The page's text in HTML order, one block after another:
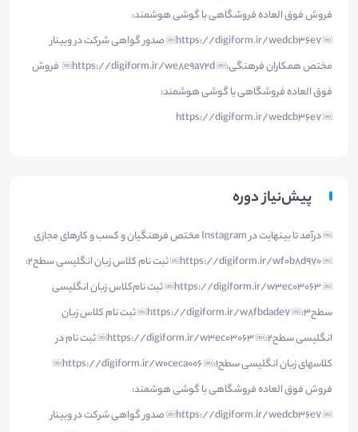
فروش فوق العاده فروشگاهی با گوشی هوشمند:
￼ https://digiform.ir/wedcb36e7￼ صدور گواهی شرکت در وبینار
مختص همکاران فرهنگی:￼ https://digiform.ir/we8e9a72d￼ فروش
فوق العاده فروشگاهی با گوشی هوشمند:
￼ https://digiform.ir/wedcb36e7
پیش‌نیاز دوره
￼ درآمد تا بینهایت در Instagram مختص فرهنگیان و کسب و کارهای مجازی
￼ https://digiform.ir/wf0b8d970￼ ثبت نام کلاس زبان انگلیسی سطح2:
￼ https://digiform.ir/w3ec03063￼ ثبت نام‌کلاس زبان انگلیسی
سطح3:￼ https://digiform.ir/w8fbdade7￼ ثبت نام کلاس زبان
انگلیسی سطح2:￼ https://digiform.ir/w3ec03063￼ ثبت نام در
کلاسهای زبان انگلیسی سطح1:￼ https://digiform.ir/w0ceca006￼
فروش فوق العاده فروشگاهی با گوشی هوشمند:
￼ https://digiform.ir/wedcb36e7￼ صدور گواهی شرکت در وبینار